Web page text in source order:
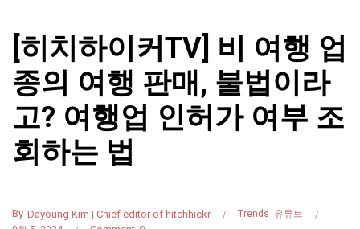
[히치하이커TV] 비 여행 업
종의 여행 판매, 불법이라
고? 여행업 인허가 여부 조
회하는 법
By Dayoung Kim | Chief editor of hitchhickr Trends 유튜브